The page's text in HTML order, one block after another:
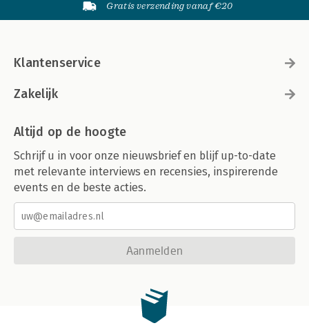
Gratis verzending vanaf €20
Klantenservice
Zakelijk
Altijd op de hoogte
Schrijf u in voor onze nieuwsbrief en blijf up-to-date
met relevante interviews en recensies, inspirerende
events en de beste acties.
Aanmelden